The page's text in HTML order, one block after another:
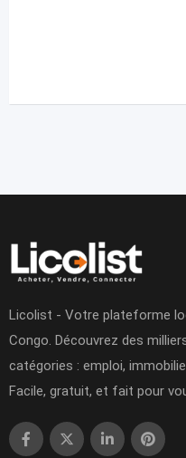
Licolist - Votre plateforme
Congo. Découvrez des
catégories : emploi,
Facile, gratuit, et fait pour